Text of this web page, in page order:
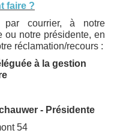
faire ?
par courrier, à notre
ou notre présidente, en
réclamation/recours :
à la gestion
- Présidente
54